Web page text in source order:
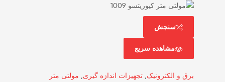
سنجش
مشاهده سریع
برق و الکترونیک تجهیزات اندازه گیری مولتی متر